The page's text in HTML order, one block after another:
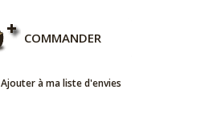
COMMANDER
Ajouter à ma liste d'envies